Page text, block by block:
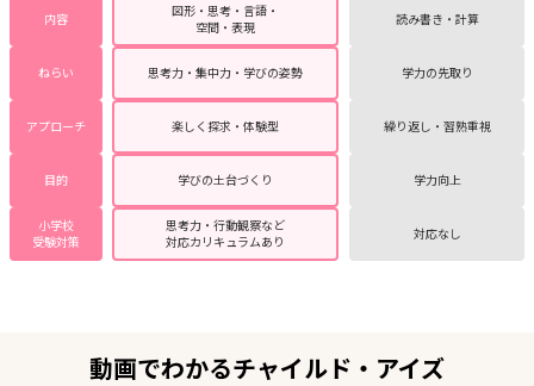
内容
図形・思考・言語・
空間・表現
読み書き・計算
ねらい 思考力・集中力・学びの姿勢 学力の先取り
アプローチ 楽しく探求・体験型 繰り返し・習熟重視
目的 学びの土台づくり 学力向上
小学校
受験対策
思考力・行動観察など
対応カリキュラムあり
対応なし
動画でわかるチャイルド・アイズ